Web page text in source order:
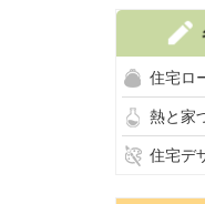
住宅ロ
熱と家
住宅デ